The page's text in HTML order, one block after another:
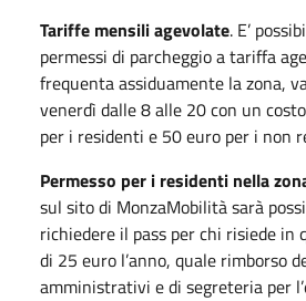
Tariffe mensili agevolate. E’
permessi di parcheggio a tariffa
frequenta assiduamente la zona,
venerdì dalle 8 alle 20 con un
per i residenti e 50 euro per i non
Permesso per i residenti nella
sul sito di MonzaMobilità sarà
richiedere il pass per chi risiede in
di 25 euro l’anno, quale rimborso
amministrativi e di segreteria per